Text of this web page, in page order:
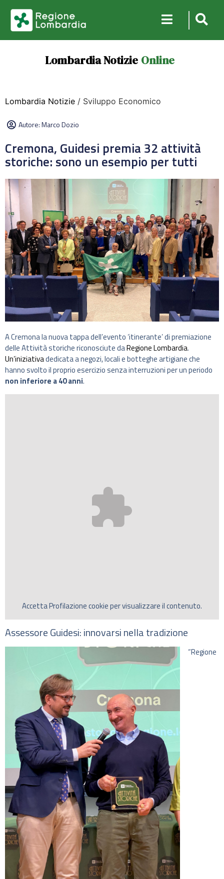
Lombardia Notizie Online
Lombardia Notizie / Sviluppo Economico
Autore:Marco Dozio
Cremona, Guidesi premia 32 attività
storiche: sono un esempio per tutti
A Cremona la nuova tappa dell’evento ‘itinerante’ di premiazione
delle Attività storiche riconosciute daRegione Lombardia.
Un’iniziativadedicata a negozi, locali e botteghe artigiane che
hanno svolto il proprio esercizio senza interruzioni per un periodo
non inferiore a 40 anni.
AccettaProfilazionecookie per visualizzare il contenuto.
Assessore Guidesi: innovarsi nella tradizione
“Regione